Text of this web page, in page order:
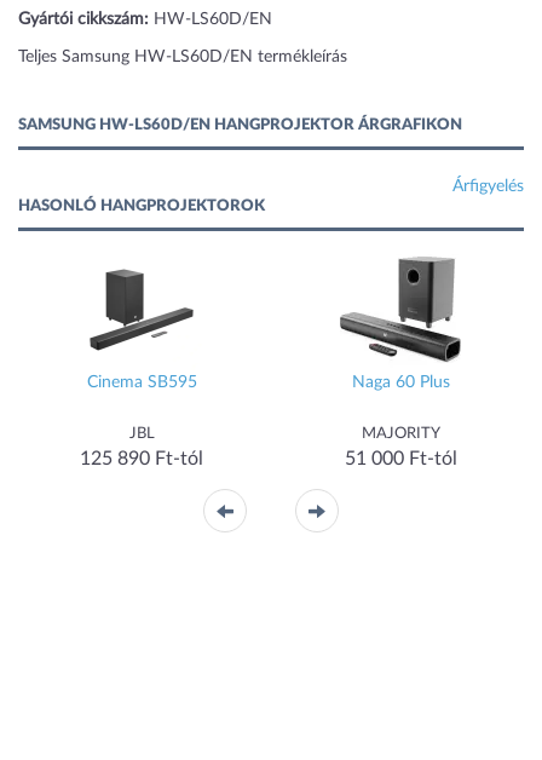
Gyártói cikkszám: HW-LS60D/EN
Teljes Samsung HW-LS60D/EN termékleírás
SAMSUNG HW-LS60D/EN HANGPROJEKTOR ÁRGRAFIKON
Árfigyelés
HASONLÓ HANGPROJEKTOROK
Cinema SB595
JBL
125 890 Ft-tól
Naga 60 Plus
MAJORITY
51 000 Ft-tól